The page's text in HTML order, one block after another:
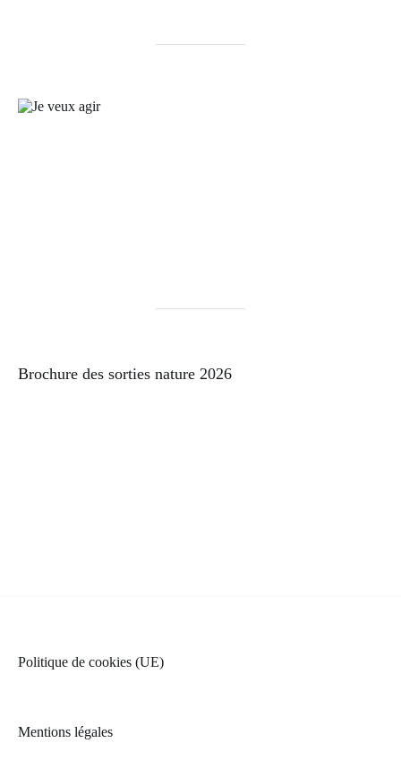
Brochure des sorties nature 2026
Politique de cookies (UE)
Mentions légales